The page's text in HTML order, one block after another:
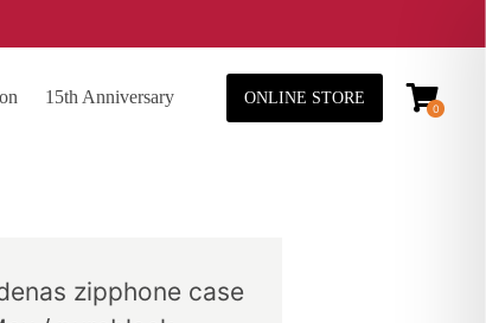
15th Anniversary ONLINE STORE
0
zipphone case